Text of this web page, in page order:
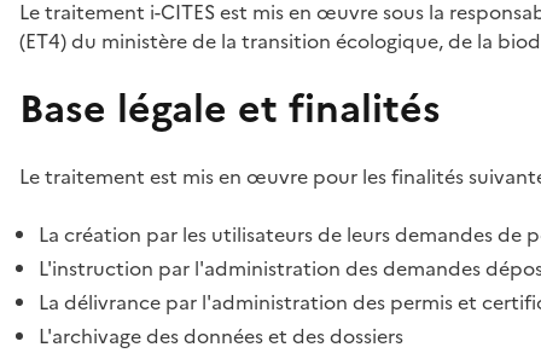
Le traitement i-CITES est mis en œuvre sous la
(ET4) du ministère de la transition écologique, de la
Base légale et finalités
Le traitement est mis en œuvre pour les finalités
La création par les utilisateurs de leurs demandes
L'instruction par l'administration des demandes
La délivrance par l'administration des permis et
L'archivage des données et des dossiers